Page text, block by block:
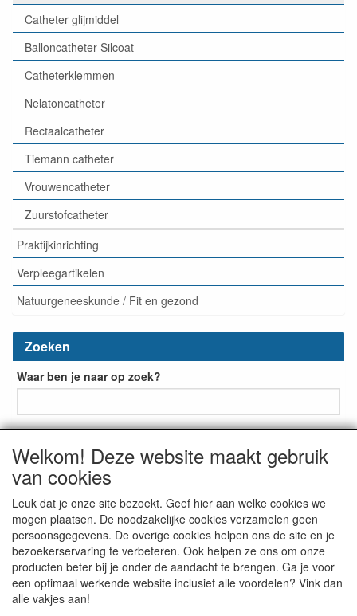
Welkom! Deze website maakt gebruik
van cookies
Leuk dat je onze site bezoekt. Geef hier aan welke cookies we
mogen plaatsen. De noodzakelijke cookies verzamelen geen
persoonsgegevens. De overige cookies helpen ons de site en je
bezoekerservaring te verbeteren. Ook helpen ze ons om onze
producten beter bij je onder de aandacht te brengen. Ga je voor
een optimaal werkende website inclusief alle voordelen? Vink dan
alle vakjes aan!
Catheter glijmiddel
Balloncatheter Silcoat
Catheterklemmen
Nelatoncatheter
Rectaalcatheter
Tiemann catheter
Vrouwencatheter
Zuurstofcatheter
Praktijkinrichting
Verpleegartikelen
Natuurgeneeskunde / Fit en gezond
Zoeken
Waar ben je naar op zoek?
De Bruin Medische GroothandelBeuklaan 412951 BD
AlblasserdamThe Netherlandstel: + 31 (0) 523-237993
info@bruinmedisch.nl